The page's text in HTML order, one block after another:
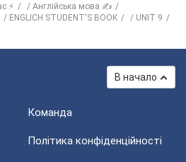
⚡
Англійська мова ✍
ENGLICH STUDENT'S BOOK
UNIT 9
В начало
Команда
Політика конфіденційності